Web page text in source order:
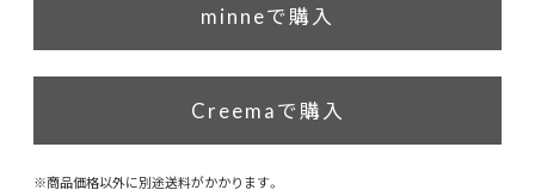
minneで購入
Creemaで購入
※商品価格以外に別途送料がかかります。